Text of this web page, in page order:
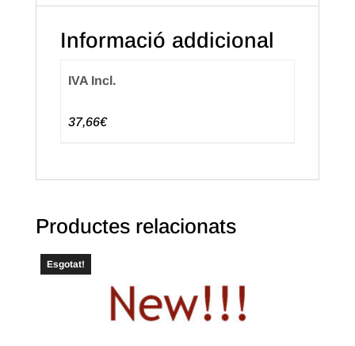
de
18+7X32
SENSEInformació addicional
IVA Incl.
37,66€
Productes relacionats
Esgotat!